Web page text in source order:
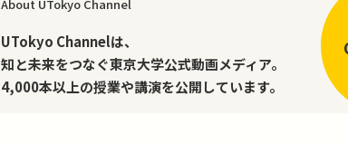
About UTokyo Channel
UTokyo Channelは、
知と未来をつなぐ東京大学公式動画メディア。
4,000本以上の授業や講演を公開しています。